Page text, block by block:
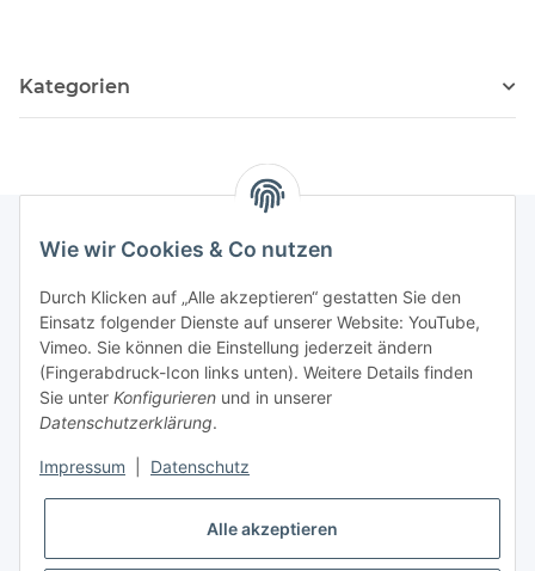
Kategorien
Newsletter Abonnieren
Bitte senden Sie mir entsprechend Ihrer
Datenschutzerklärungregelmäßig und jederzeit widerruflich
Informationen zu Ihrem Produktsortiment per E-Mail zu.
Wie wir Cookies & Co nutzen
Durch Klicken auf „Alle akzeptieren“ gestatten Sie den
Einsatz folgender Dienste auf unserer Website: YouTube,
Vimeo. Sie können die Einstellung jederzeit ändern
(Fingerabdruck-Icon links unten). Weitere Details finden
Sie unter Konfigurieren und in unserer
Datenschutzerklärung.
Impressum Datenschutz
Alle akzeptieren